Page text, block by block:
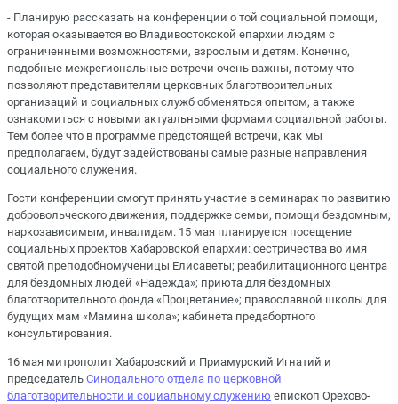
- Планирую рассказать на конференции о той социальной помощи,
которая оказывается во Владивостокской епархии людям с
ограниченными возможностями, взрослым и детям. Конечно,
подобные межрегиональные встречи очень важны, потому что
позволяют представителям церковных благотворительных
организаций и социальных служб обменяться опытом, а также
ознакомиться с новыми актуальными формами социальной работы.
Тем более что в программе предстоящей встречи, как мы
предполагаем, будут задействованы самые разные направления
социального служения.
Гости конференции смогут принять участие в семинарах по развитию
добровольческого движения, поддержке семьи, помощи бездомным,
наркозависимым, инвалидам. 15 мая планируется посещение
социальных проектов Хабаровской епархии: сестричества во имя
святой преподобномученицы Елисаветы; реабилитационного центра
для бездомных людей «Надежда»; приюта для бездомных
благотворительного фонда «Процветание»; православной школы для
будущих мам «Мамина школа»; кабинета предабортного
консультирования.
16 мая митрополит Хабаровский и Приамурский Игнатий и
председатель Синодального отдела по церковной
благотворительности и социальному служению епископ Орехово-